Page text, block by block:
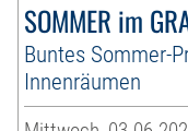
SOMMER im
Buntes Sommer-
Innenräumen